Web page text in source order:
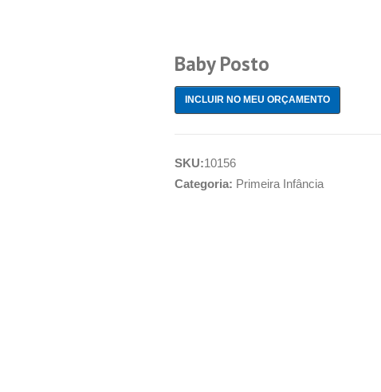
Baby Posto
INCLUIR NO MEU ORÇAMENTO
SKU:10156
Categoria: Primeira Infância